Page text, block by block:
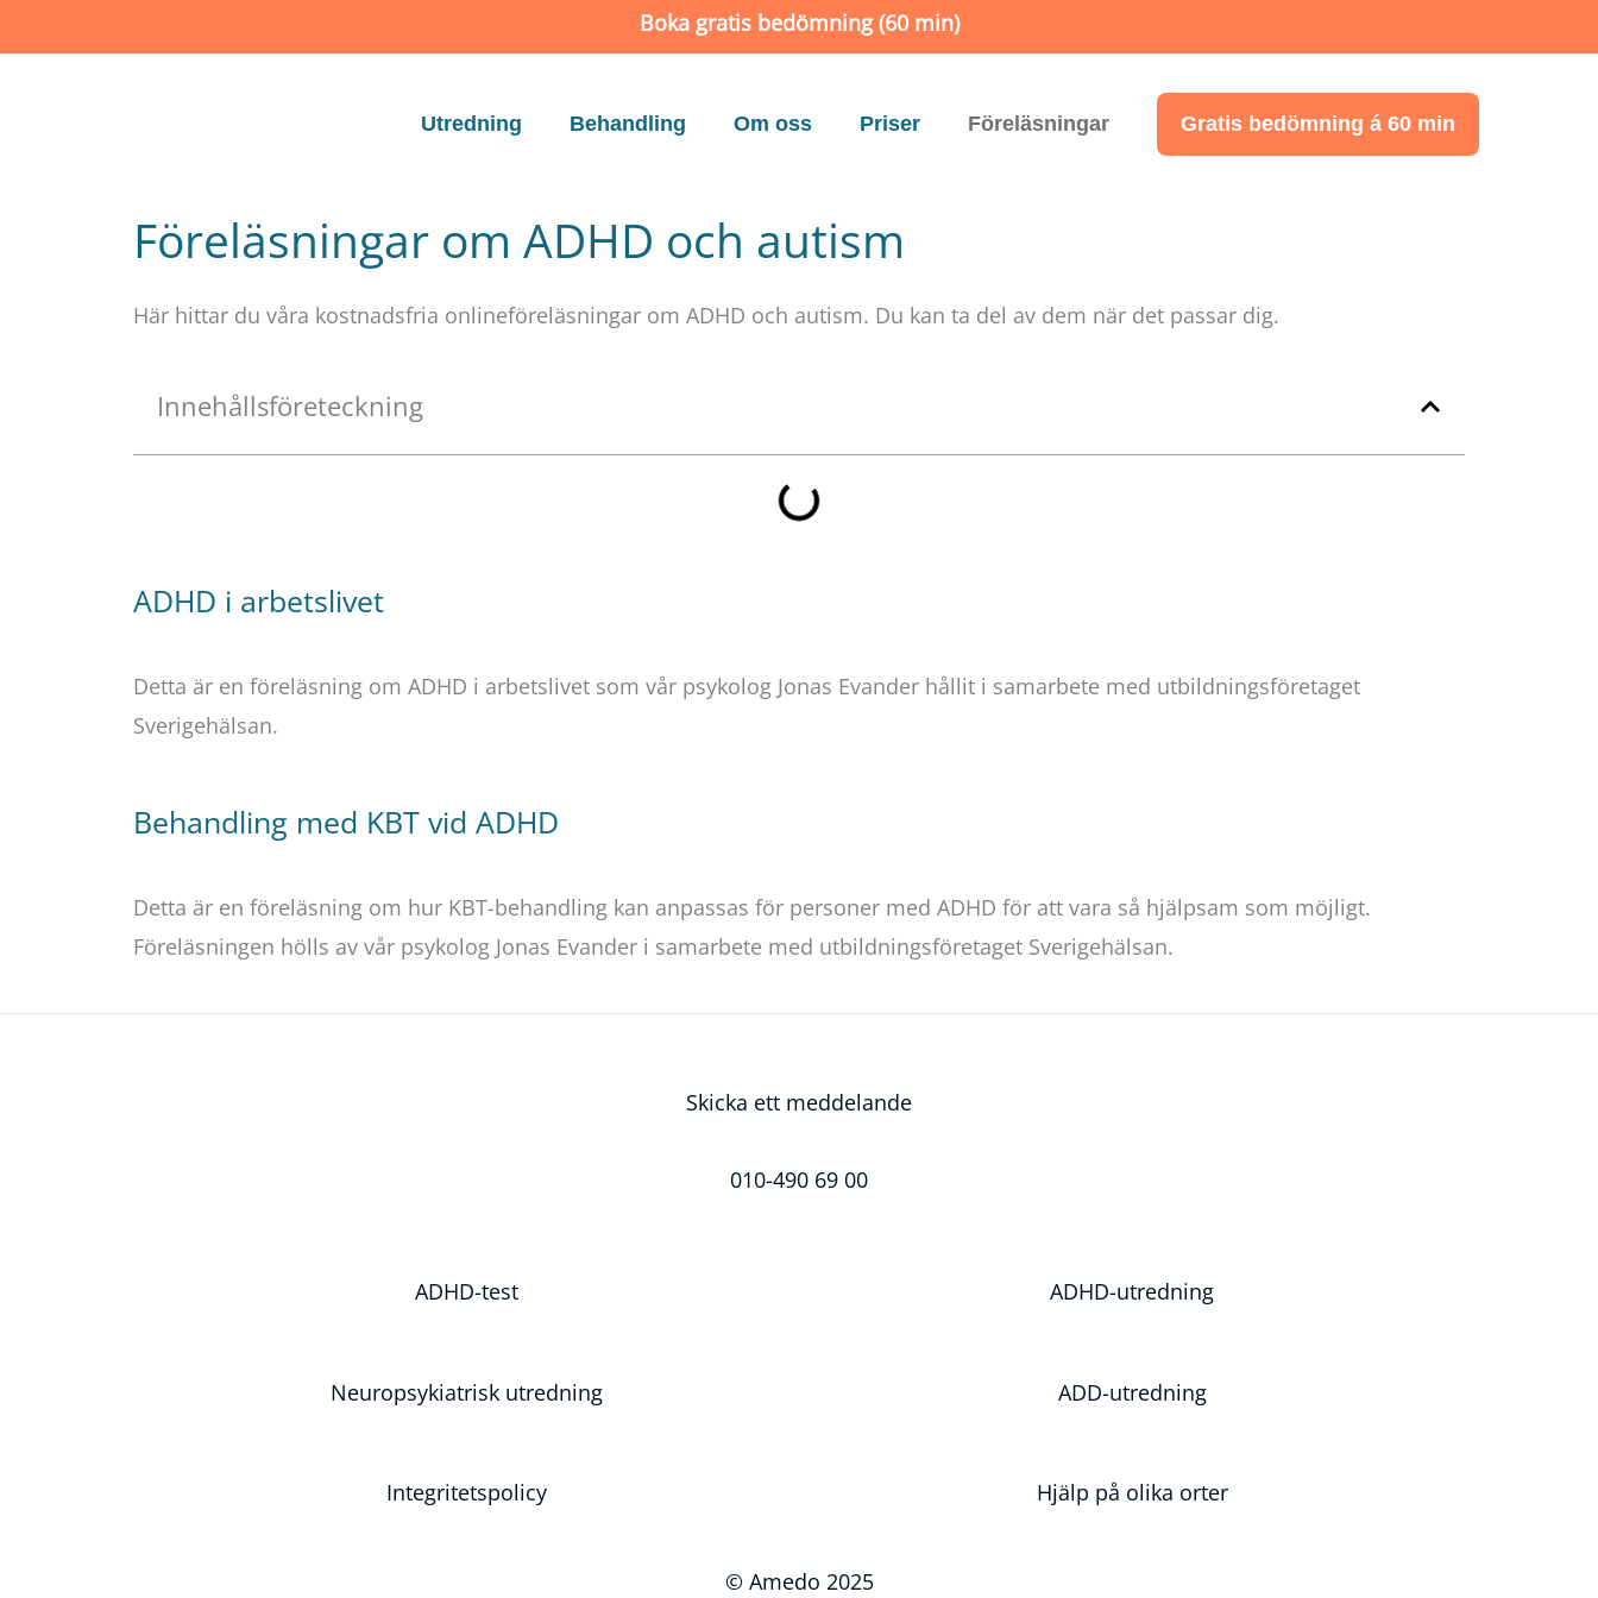
to
Boka gratis bedömning (60 min)
Utredning Behandling Om oss Priser Föreläsningar Gratis bedömning á 60 min
Föreläsningar om ADHD och autism
Här hittar du våra kostnadsfria onlineföreläsningar om ADHD och autism. Du kan ta del av dem när det passar dig.
Innehållsföreteckning
ADHD i arbetslivet
Detta är en föreläsning om ADHD i arbetslivet som vår psykolog Jonas Evander hållit i samarbete med utbildningsföretaget
Sverigehälsan.
Behandling med KBT vid ADHD
Detta är en föreläsning om hur KBT-behandling kan anpassas för personer med ADHD för att vara så hjälpsam som möjligt.
Föreläsningen hölls av vår psykolog Jonas Evander i samarbete med utbildningsföretaget Sverigehälsan.
Skicka ett meddelande
010-490 69 00
ADHD-test ADHD-utredning
Neuropsykiatrisk utredning ADD-utredning
Integritetspolicy Hjälp på olika orter
© Amedo 2025